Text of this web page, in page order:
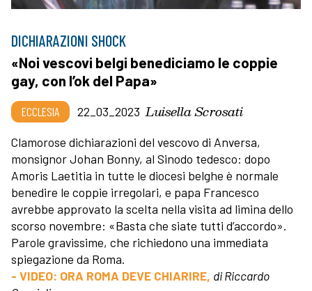
DICHIARAZIONI SHOCK
«Noi vescovi belgi benediciamo le coppie
gay, con l’ok del Papa»
ECCLESIA 22_03_2023 Luisella Scrosati
Clamorose dichiarazioni del vescovo di Anversa,
monsignor Johan Bonny, al Sinodo tedesco: dopo
Amoris Laetitia in tutte le diocesi belghe è normale
benedire le coppie irregolari, e papa Francesco
avrebbe approvato la scelta nella visita ad limina dello
scorso novembre: «Basta che siate tutti d’accordo».
Parole gravissime, che richiedono una immediata
spiegazione da Roma.
- VIDEO: ORA ROMA DEVE CHIARIRE, di Riccardo